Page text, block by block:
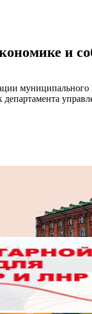
и
муниципального